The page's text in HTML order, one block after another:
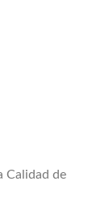
Calidad de